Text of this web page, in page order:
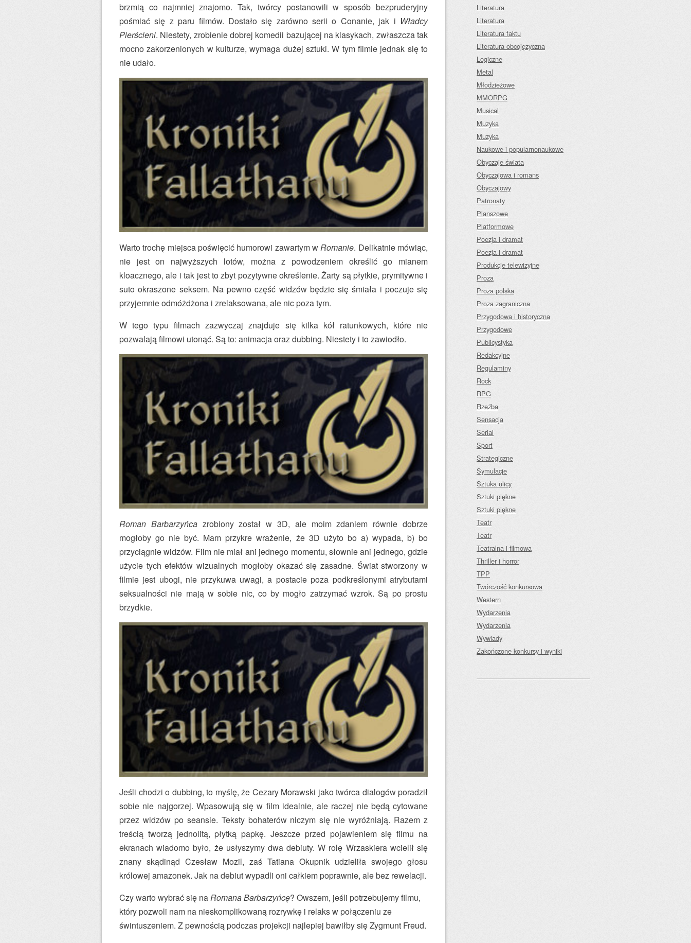
brzmią co najmniej znajomo. Tak, twórcy postanowili w sposób bezpruderyjny
pośmiać się z paru filmów. Dostało się zarówno serii o Conanie, jak i Władcy
Pierścieni. Niestety, zrobienie dobrej komedii bazującej na klasykach, zwłaszcza tak
mocno zakorzenionych w kulturze, wymaga dużej sztuki. W tym filmie jednak się to
nie udało.
Warto trochę miejsca poświęcić humorowi zawartym wRomanie. Delikatnie mówiąc,
nie jest on najwyższych lotów, można z powodzeniem określić go mianem
kloacznego, ale i tak jest to zbyt pozytywne określenie. Żarty są płytkie, prymitywne i
suto okraszone seksem. Na pewno część widzów będzie się śmiała i poczuje się
przyjemnie odmóżdżona i zrelaksowana, ale nic poza tym.
W tego typu filmach zazwyczaj znajduje się kilka kół ratunkowych, które nie
pozwalają filmowi utonąć. Są to: animacja oraz dubbing. Niestety i to zawiodło.
Roman Barbarzyńcazrobiony został w 3D, ale moim zdaniem równie dobrze
mogłoby go nie być. Mam przykre wrażenie, że 3D użyto bo a) wypada, b) bo
przyciągnie widzów. Film nie miał ani jednego momentu, słownie ani jednego, gdzie
użycie tych efektów wizualnych mogłoby okazać się zasadne. Świat stworzony w
filmie jest ubogi, nie przykuwa uwagi, a postacie poza podkreślonymi atrybutami
seksualności nie mają w sobie nic, co by mogło zatrzymać wzrok. Są po prostu
brzydkie.
Jeśli chodzi o dubbing, to myślę, że Cezary Morawski jako twórca dialogów poradził
sobie nie najgorzej. Wpasowują się w film idealnie, ale raczej nie będą cytowane
przez widzów po seansie. Teksty bohaterów niczym się nie wyróżniają. Razem z
treścią tworzą jednolitą, płytką papkę. Jeszcze przed pojawieniem się filmu na
ekranach wiadomo było, że usłyszymy dwa debiuty. W rolę Wrzaskiera wcielił się
znany skądinąd Czesław Mozil, zaś Tatiana Okupnik udzieliła swojego głosu
królowej amazonek. Jak na debiut wypadli oni całkiem poprawnie, ale bez rewelacji.
Czy warto wybrać się naRomana Barbarzyńcę? Owszem, jeśli potrzebujemy filmu,
który pozwoli nam na nieskomplikowaną rozrywkę i relaks w połączeniu ze
świntuszeniem. Z pewnością podczas projekcji najlepiej bawiłby się Zygmunt Freud.
Literatura
Literatura
Literatura faktu
Literatura obcojęzyczna
Logiczne
Metal
Młodzieżowe
MMORPG
Musical
Muzyka
Muzyka
Naukowe i popularnonaukowe
Obyczaje świata
Obyczajowa i romans
Obyczajowy
Patronaty
Planszowe
Platformowe
Poezja i dramat
Poezja i dramat
Produkcje telewizyjne
Proza
Proza polska
Proza zagraniczna
Przygodowa i historyczna
Przygodowe
Publicystyka
Redakcyjne
Regulaminy
Rock
RPG
Rzeźba
Sensacja
Serial
Sport
Strategiczne
Symulacje
Sztuka ulicy
Sztuki piękne
Sztuki piękne
Teatr
Teatr
Teatralna i filmowa
Thriller i horror
TPP
Twórczość konkursowa
Western
Wydarzenia
Wydarzenia
Wywiady
Zakończone konkursy i wyniki